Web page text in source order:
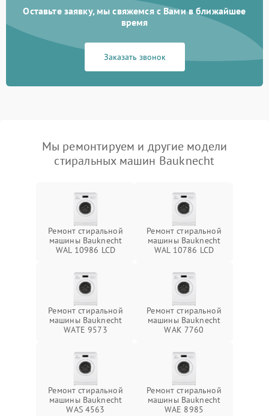
Оставьте заявку, мы свяжемся с Вами в ближайшее
время
Заказать звонок
Мы ремонтируем и другие модели
стиральных машин Bauknecht
Ремонт стиральной
машины Bauknecht
WAL 10986 LCD
Ремонт стиральной
машины Bauknecht
WAL 10786 LCD
Ремонт стиральной
машины Bauknecht
WATE 9573
Ремонт стиральной
машины Bauknecht
WAK 7760
Ремонт стиральной
машины Bauknecht
WAS 4563
Ремонт стиральной
машины Bauknecht
WAE 8985